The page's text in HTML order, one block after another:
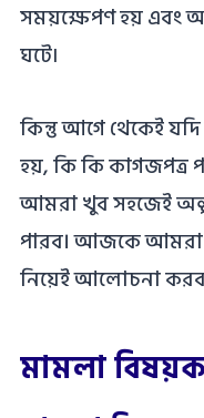
সময়ক্ষেপণ হয় এবং
ঘটে৷
কিন্তু আগে থেকেই
হয়, কি কি কাগজপত্র
আমরা খুব সহজেই
পারব। আজকে আমরা
নিয়েই আলোচনা
মামলা